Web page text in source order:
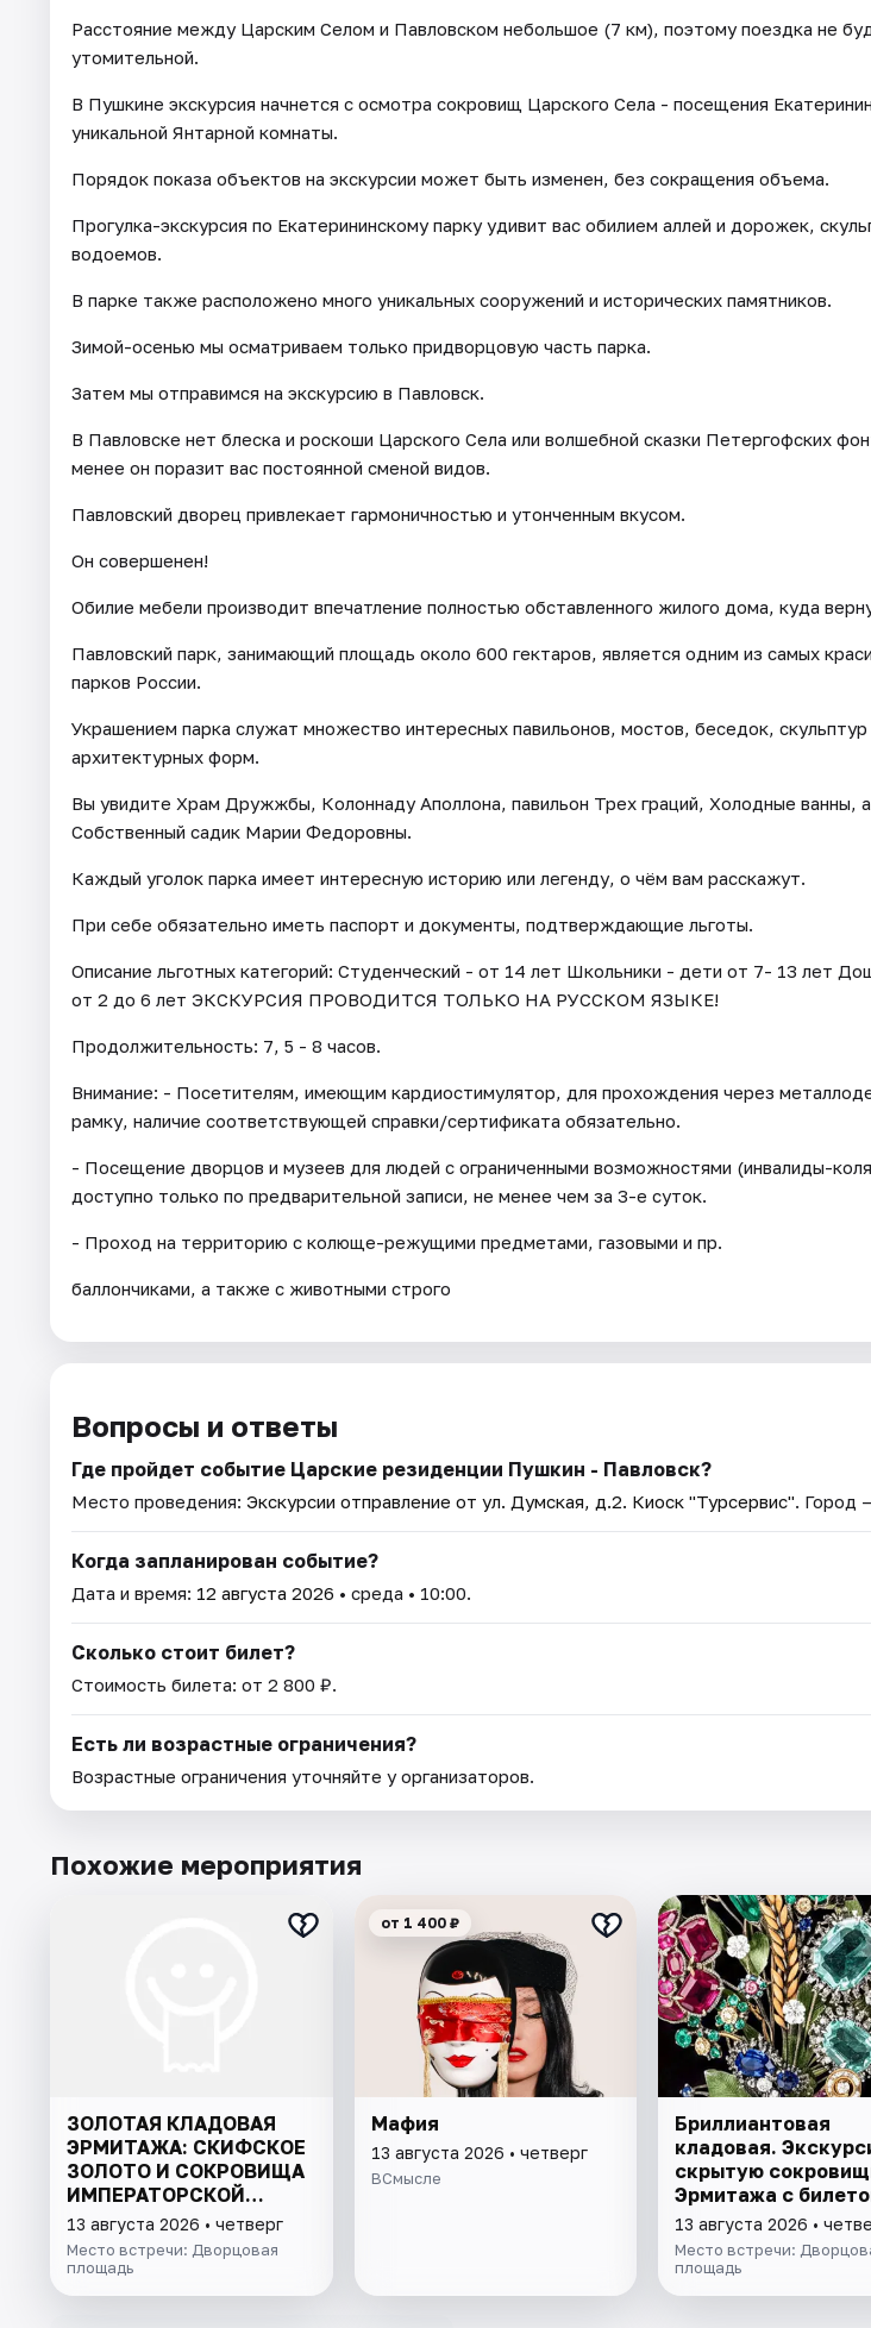
Расстояние между Царским Селом и Павловском небольшое (7 км), поэтому поездка не
утомительной.
В Пушкине экскурсия начнется с осмотра сокровищ Царского Села - посещения
уникальной Янтарной комнаты.
Порядок показа объектов на экскурсии может быть изменен, без сокращения объема.
Прогулка-экскурсия по Екатерининскому парку удивит вас обилием аллей и дорожек,
водоемов.
В парке также расположено много уникальных сооружений и исторических памятников.
Зимой-осенью мы осматриваем только придворцовую часть парка.
Затем мы отправимся на экскурсию в Павловск.
В Павловске нет блеска и роскоши Царского Села или волшебной сказки Петергофских
менее он поразит вас постоянной сменой видов.
Павловский дворец привлекает гармоничностью и утонченным вкусом.
Он совершенен!
Обилие мебели производит впечатление полностью обставленного жилого дома, куда
Павловский парк, занимающий площадь около 600 гектаров, является одним из самых
парков России.
Украшением парка служат множество интересных павильонов, мостов, беседок, скульптур
архитектурных форм.
Вы увидите Храм Дружжбы, Колоннаду Аполлона, павильон Трех граций, Холодные ванны,
Собственный садик Марии Федоровны.
Каждый уголок парка имеет интересную историю или легенду, о чём вам расскажут.
При себе обязательно иметь паспорт и документы, подтверждающие льготы.
Описание льготных категорий: Студенческий - от 14 лет Школьники - дети от 7- 13 лет
от 2 до 6 лет ЭКСКУРСИЯ ПРОВОДИТСЯ ТОЛЬКО НА РУССКОМ ЯЗЫКЕ!
Продолжительность: 7, 5 - 8 часов.
Внимание: - Посетителям, имеющим кардиостимулятор, для прохождения через
рамку, наличие соответствующей справки/сертификата обязательно.
- Посещение дворцов и музеев для людей с ограниченными возможностями (инвалиды-
доступно только по предварительной записи, не менее чем за 3-е суток.
- Проход на территорию с колюще-режущими предметами, газовыми и пр.
баллончиками, а также с животными строго
Вопросы и ответы
Где пройдет событие Царские резиденции Пушкин - Павловск?
Место проведения: Экскурсии отправление от ул. Думская, д.2. Киоск "Турсервис". Город
Когда запланирован событие?
Дата и время: 12 августа 2026 • среда • 10:00.
Сколько стоит билет?
Стоимость билета: от 2 800 ₽.
Есть ли возрастные ограничения?
Возрастные ограничения уточняйте у организаторов.
Похожие мероприятия
ЗОЛОТАЯ КЛАДОВАЯ
ЭРМИТАЖА: СКИФСКОЕ
ЗОЛОТО И СОКРОВИЩА
ИМПЕРАТОРСКОЙ
КОЛЛЕКЦИИ
13 августа 2026 • четверг
Место встречи: Дворцовая
площадь
от 1 400 ₽
Мафия
13 августа 2026 • четверг
ВСмысле
Бриллиантовая
кладовая.
скрытую
Эрмитажа с
музей
13 августа 2026 •
Место встречи:
площадь